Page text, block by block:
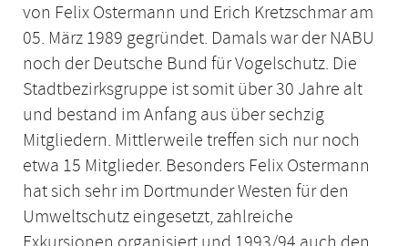
von Felix Ostermann und Erich Kretzschmar am
05. März 1989 gegründet. Damals war der NABU
noch der Deutsche Bund für Vogelschutz. Die
Stadtbezirksgruppe ist somit über 30 Jahre alt
und bestand im Anfang aus über sechzig
Mitgliedern. Mittlerweile treffen sich nur noch
etwa 15 Mitglieder. Besonders Felix Ostermann
hat sich sehr im Dortmunder Westen für den
Umweltschutz eingesetzt, zahlreiche